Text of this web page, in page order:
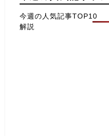
今週の人気記事TOP10
解説